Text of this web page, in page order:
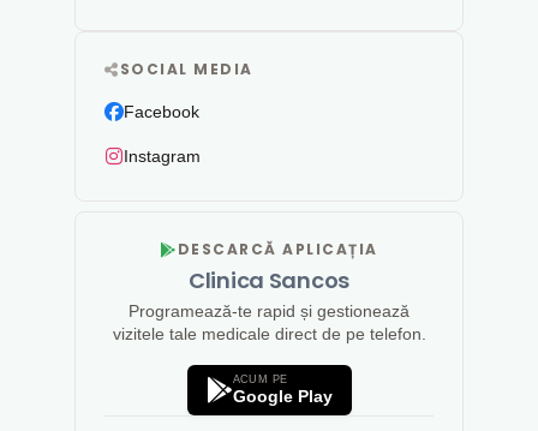
SOCIAL MEDIA
Facebook
Instagram
DESCARCĂ APLICAȚIA
Clinica Sancos
Programează-te rapid și gestionează
vizitele tale medicale direct de pe telefon.
ACUM PE
Google Play